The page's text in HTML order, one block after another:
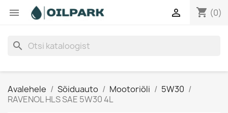
 shopping_cart (0)

search
Avalehele Sõiduauto Mootoriõli
5W30
RAVENOL HLS SAE 5W30 4L